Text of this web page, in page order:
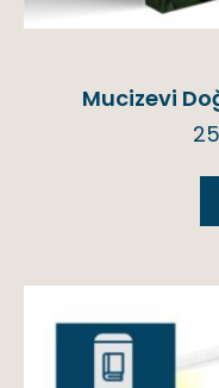
Mucizevi